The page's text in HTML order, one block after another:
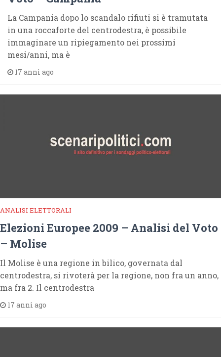
La Campania dopo lo scandalo rifiuti si è tramutata
in una roccaforte del centrodestra, è possibile
immaginare un ripiegamento nei prossimi
mesi/anni, ma è
17 anni ago
ANALISI ELETTORALI
Elezioni Europee 2009 – Analisi del Voto
– Molise
Il Molise è una regione in bilico, governata dal
centrodestra, si rivoterà per la regione, non fra un anno,
ma fra 2. Il centrodestra
17 anni ago